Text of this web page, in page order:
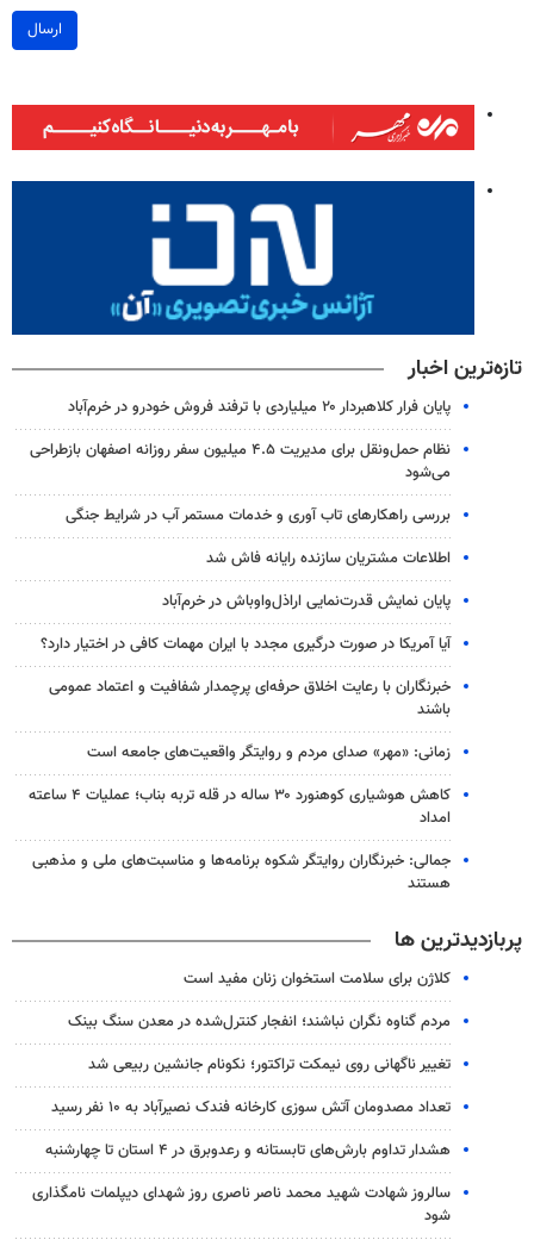
ارسال
تازه‌ترین اخبار
پایان فرار کلاهبردار ۲۰ میلیاردی با ترفند فروش خودرو در خرم‌آباد
نظام حمل‌ونقل برای مدیریت ۴.۵ میلیون سفر روزانه اصفهان بازطراحی
می‌شود
بررسی راهکارهای تاب آوری و خدمات مستمر آب در شرایط جنگی
اطلاعات مشتریان سازنده رایانه فاش شد
پایان نمایش قدرت‌نمایی اراذل‌واوباش در خرم‌آباد
آیا آمریکا در صورت درگیری مجدد با ایران مهمات کافی در اختیار دارد؟
خبرنگاران با رعایت اخلاق حرفه‌ای پرچمدار شفافیت و اعتماد عمومی
باشند
زمانی: «مهر» صدای مردم و روایتگر واقعیت‌های جامعه است
کاهش هوشیاری کوهنورد ۳۰ ساله در قله تربه بناب؛ عملیات ۴ ساعته
امداد
جمالی: خبرنگاران روایتگر شکوه برنامه‌ها و مناسبت‌های ملی و مذهبی
هستند
پربازدیدترین ها
کلاژن برای سلامت استخوان زنان مفید است
مردم گناوه نگران نباشند؛ انفجار کنترل‌شده در معدن سنگ بینک
تغییر ناگهانی روی نیمکت تراکتور؛ نکونام جانشین ربیعی شد
تعداد مصدومان آتش سوزی کارخانه فندک نصیرآباد به ۱۰ نفر رسید
هشدار تداوم بارش‌های تابستانه و رعدوبرق در ۴ استان تا چهارشنبه
سالروز شهادت شهید محمد ناصر ناصری روز شهدای دیپلمات نامگذاری
شود